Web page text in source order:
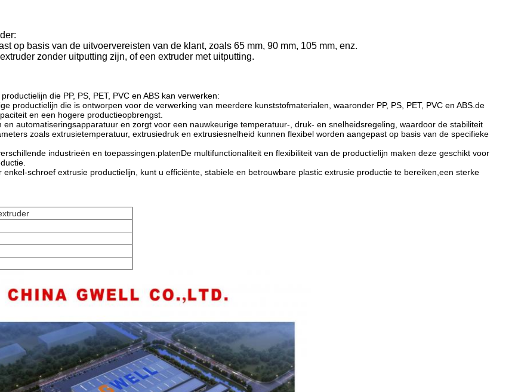
op basis van de uitvoervereisten van de klant, zoals 65 mm, 90 mm, 105 mm, enz.
zonder uitputting zijn, of een extruder met uitputting.
die PP, PS, PET, PVC en ABS kan verwerken:
productielijn die is ontworpen voor de verwerking van meerdere kunststofmaterialen, waaronder PP, PS, PET, PVC en ABS.de
en een hogere productieopbrengst.
automatiseringsapparatuur en zorgt voor een nauwkeurige temperatuur-, druk- en snelheidsregeling, waardoor de stabiliteit
zoals extrusietemperatuur, extrusiedruk en extrusiesnelheid kunnen flexibel worden aangepast op basis van de specifieke
industrieën en toepassingen.platenDe multifunctionaliteit en flexibiliteit van de productielijn maken deze geschikt voor
schroef extrusie productielijn, kunt u efficiënte, stabiele en betrouwbare plastic extrusie productie te bereiken,een sterke